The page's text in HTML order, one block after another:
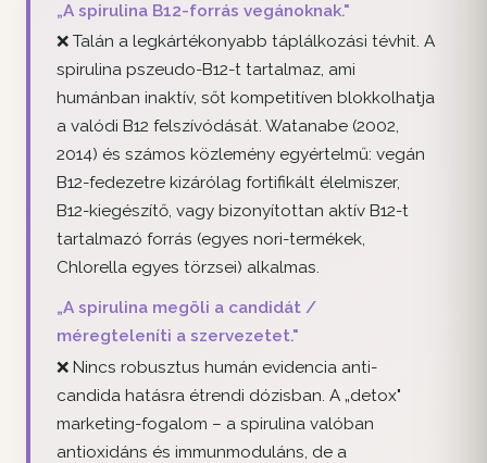
„A spirulina B12-forrás vegánoknak."
❌ Talán a legkártékonyabb táplálkozási tévhit. A
spirulina pszeudo-B12-t tartalmaz, ami
humánban inaktív, sőt kompetitíven blokkolhatja
a valódi B12 felszívódását. Watanabe (2002,
2014) és számos közlemény egyértelmű: vegán
B12-fedezetre kizárólag fortifikált élelmiszer,
B12-kiegészítő, vagy bizonyítottan aktív B12-t
tartalmazó forrás (egyes nori-termékek,
Chlorella egyes törzsei) alkalmas.
„A spirulina megöli a candidát /
méregteleníti a szervezetet."
❌ Nincs robusztus humán evidencia anti-
candida hatásra étrendi dózisban. A „detox"
marketing-fogalom – a spirulina valóban
antioxidáns és immunmoduláns, de a